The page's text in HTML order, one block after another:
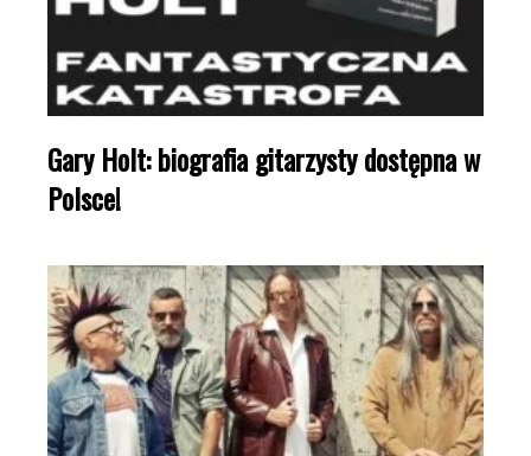
Gary Holt: biografia gitarzysty dostępna w
Polsce!